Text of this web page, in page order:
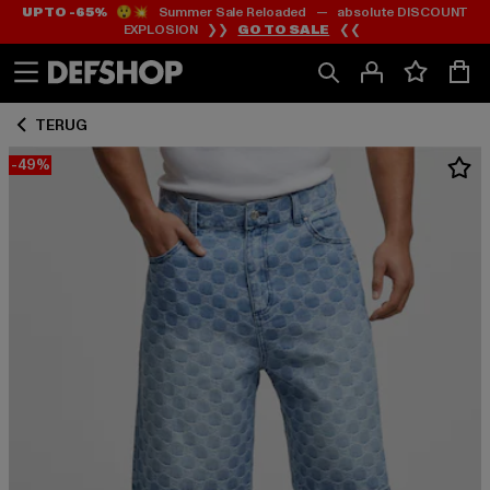
Ga
naar
Ga
naar
UP TO -65%😲💥 Summer Sale Reloaded — absolute DISCOUNT
EXPLOSION ❯❯ GO TO SALE ❮❮
TERUG
-49%